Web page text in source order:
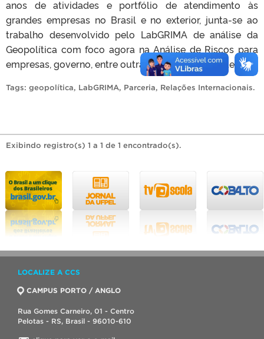
anos de atividades e portfólio de atendimento às
grandes empresas no Brasil e no exterior, junta-se ao
trabalho desenvolvido pelo LabGRIMA de análise da
Geopolítica com foco agora na Análise de Riscos para
empresas, governo, entre outras instituições. Desde […]
Tags: geopolítica, LabGRIMA, Parceria, Relações Internacionais.
Exibindo registro(s) 1 a 1 de 1 encontrado(s).
LOCALIZE A CCS
CAMPUS PORTO / ANGLO
Rua Gomes Carneiro, 01 - Centro
Pelotas - RS, Brasil - 96010-610